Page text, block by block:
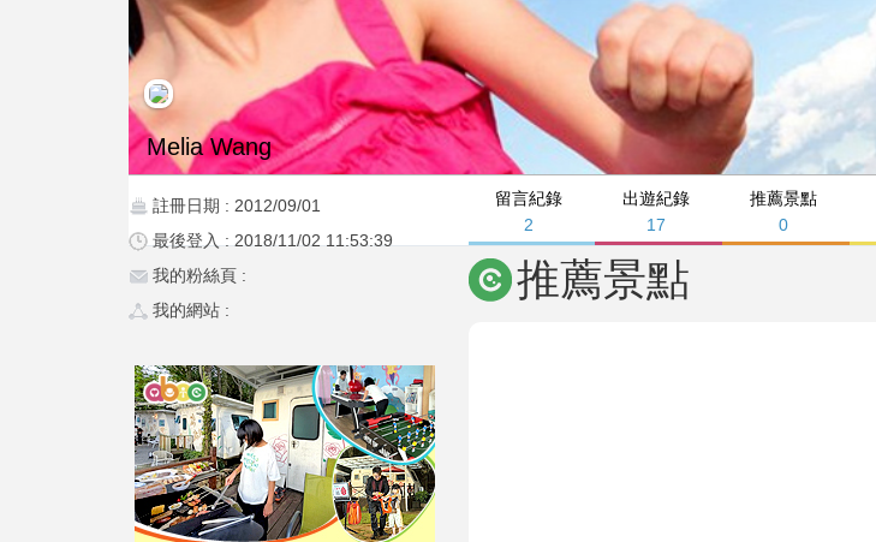
留言紀錄
2
出遊紀錄
17
推薦景點
0
Melia Wang
註冊日期 : 2012/09/01
最後登入 : 2018/11/02 11:53:39
我的粉絲頁 :
我的網站 :
推薦景點